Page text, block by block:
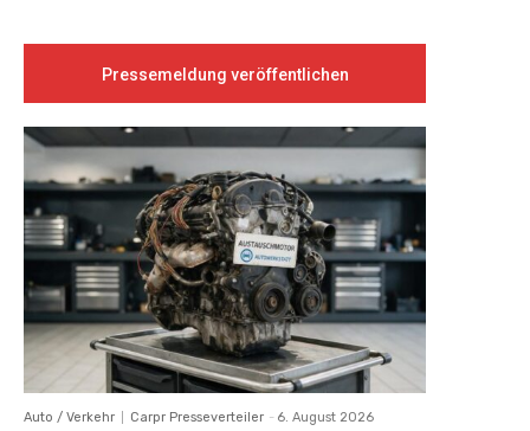
Pressemeldung veröffentlichen
Auto / Verkehr Carpr Presseverteiler - 6. August 2026